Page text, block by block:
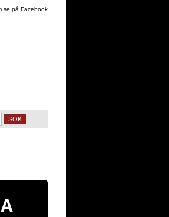
på Facebook
SÖK